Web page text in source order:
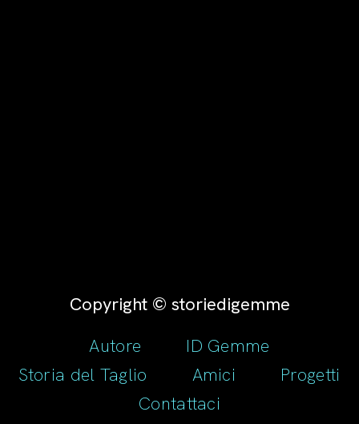
Copyright © storiedigemme
Autore
ID Gemme
Storia del Taglio
Amici
Progetti
Contattaci